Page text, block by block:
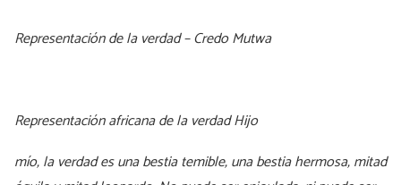
Representación de la verdad – Credo Mutwa
Representación africana de la verdad Hijo
mío, la verdad es una bestia temible, una bestia hermosa, mitad